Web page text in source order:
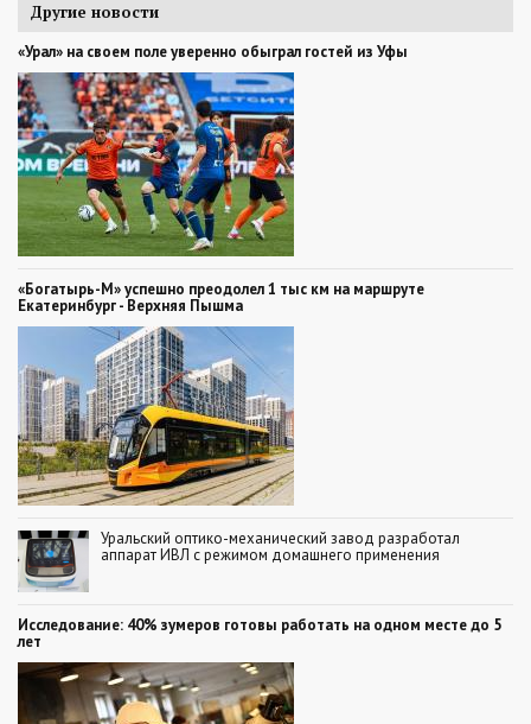
Другие новости
«Урал» на своем поле уверенно обыграл гостей из Уфы
«Богатырь-М» успешно преодолел 1 тыс км на маршруте
Екатеринбург - Верхняя Пышма
Уральский оптико-механический завод разработал
аппарат ИВЛ с режимом домашнего применения
Исследование: 40% зумеров готовы работать на одном месте до 5
лет